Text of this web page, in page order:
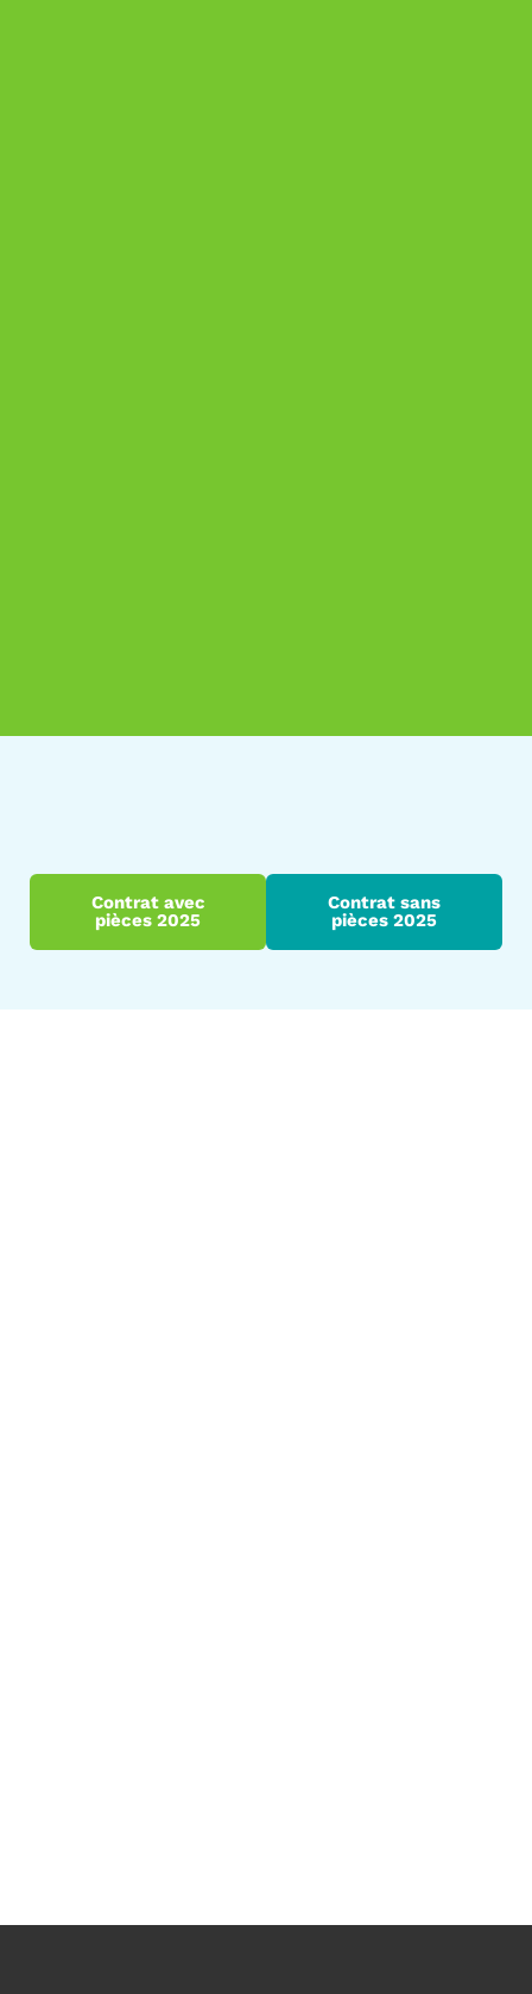
Contrat avec
pièces 2025
Contrat sans
pièces 2025